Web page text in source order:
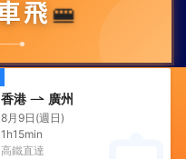
飛🚝
香港 廣州
8月9日(週日)
1h15min
高鐵直達